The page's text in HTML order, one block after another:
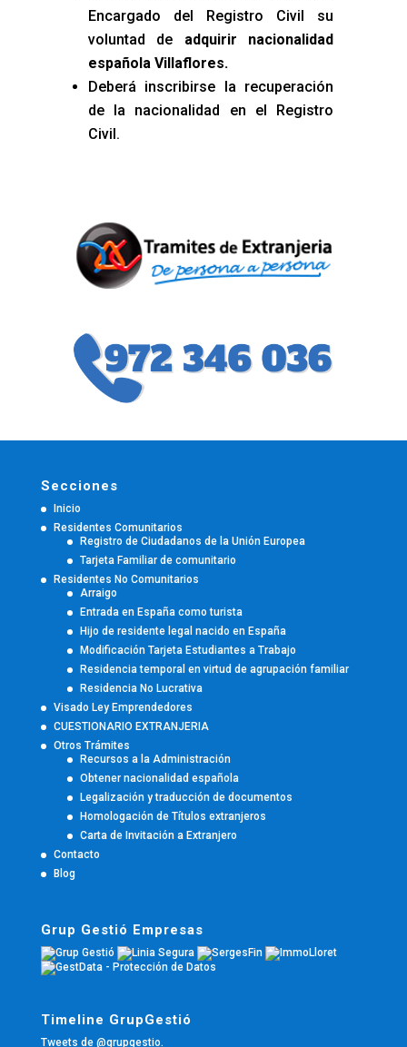
Encargado del Registro Civil su
voluntad de adquirir nacionalidad
española Villaflores.
Deberá inscribirse la recuperación
de la nacionalidad en el Registro
Civil.
Secciones
Inicio
Residentes Comunitarios
Registro de Ciudadanos de la Unión Europea
Tarjeta Familiar de comunitario
Residentes No Comunitarios
Arraigo
Entrada en España como turista
Hijo de residente legal nacido en España
Modificación Tarjeta Estudiantes a Trabajo
Residencia temporal en virtud de agrupación familiar
Residencia No Lucrativa
Visado Ley Emprendedores
CUESTIONARIO EXTRANJERIA
Otros Trámites
Recursos a la Administración
Obtener nacionalidad española
Legalización y traducción de documentos
Homologación de Títulos extranjeros
Carta de Invitación a Extranjero
Contacto
Blog
Grup Gestió Empresas
Timeline GrupGestió
Tweets de @grupgestio.